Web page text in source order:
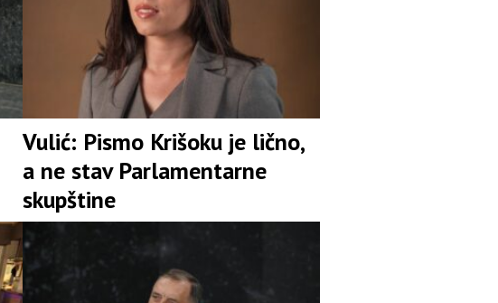
Vulić: Pismo Krišoku je lično,
a ne stav Parlamentarne
skupštine